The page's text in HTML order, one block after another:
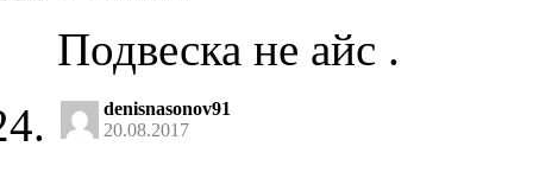
Подвеска не айс .
denisnasonov91
20.08.2017